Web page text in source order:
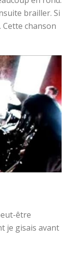
brailler. Si
chanson
être
je gisais avant